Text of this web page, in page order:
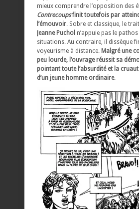
mieux comprendre l’opposition des
Contrecoupsfinit toutefois par
l’émouvoir. Sobre et classique, le
Jeanne Puchol n’appuie pas le
situations. Au contraire, il dissèque
voyeurisme à distance. Malgré une
peu lourde, l’ouvrage réussit sa
pointant toute l’absurdité et la
d’un jeune homme ordinaire.